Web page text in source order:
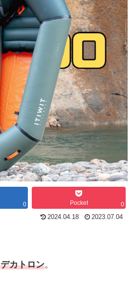
0 Pocket
0
2024.04.18
2023.07.04
デカトロン。